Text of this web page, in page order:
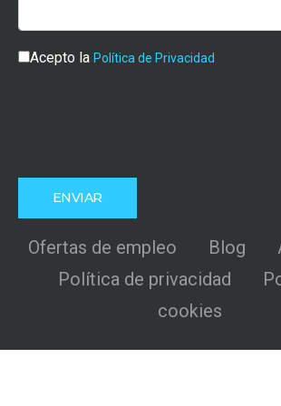
Acepto la Política de Privacidad
Ofertas de empleo Blog
Política de privacidad
cookies